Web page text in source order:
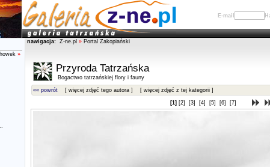
E-mail
»
nawigacja: Z-ne.pl » Portal Zakopiański
Przyroda Tatrzańska
Bogactwo tatrzańskiej flory i fauny
«« powrót [ więcej zdjęć tego autora ] [ więcej zdjęć z tej kategorii ]
[1] [2] [3] [4] [5] [6] [7]